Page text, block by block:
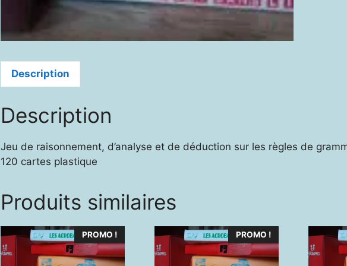
Description
Description
Jeu de raisonnement, d’analyse et de déduction sur les règles de
120 cartes plastique
Produits similaires
PROMO ! PROMO !